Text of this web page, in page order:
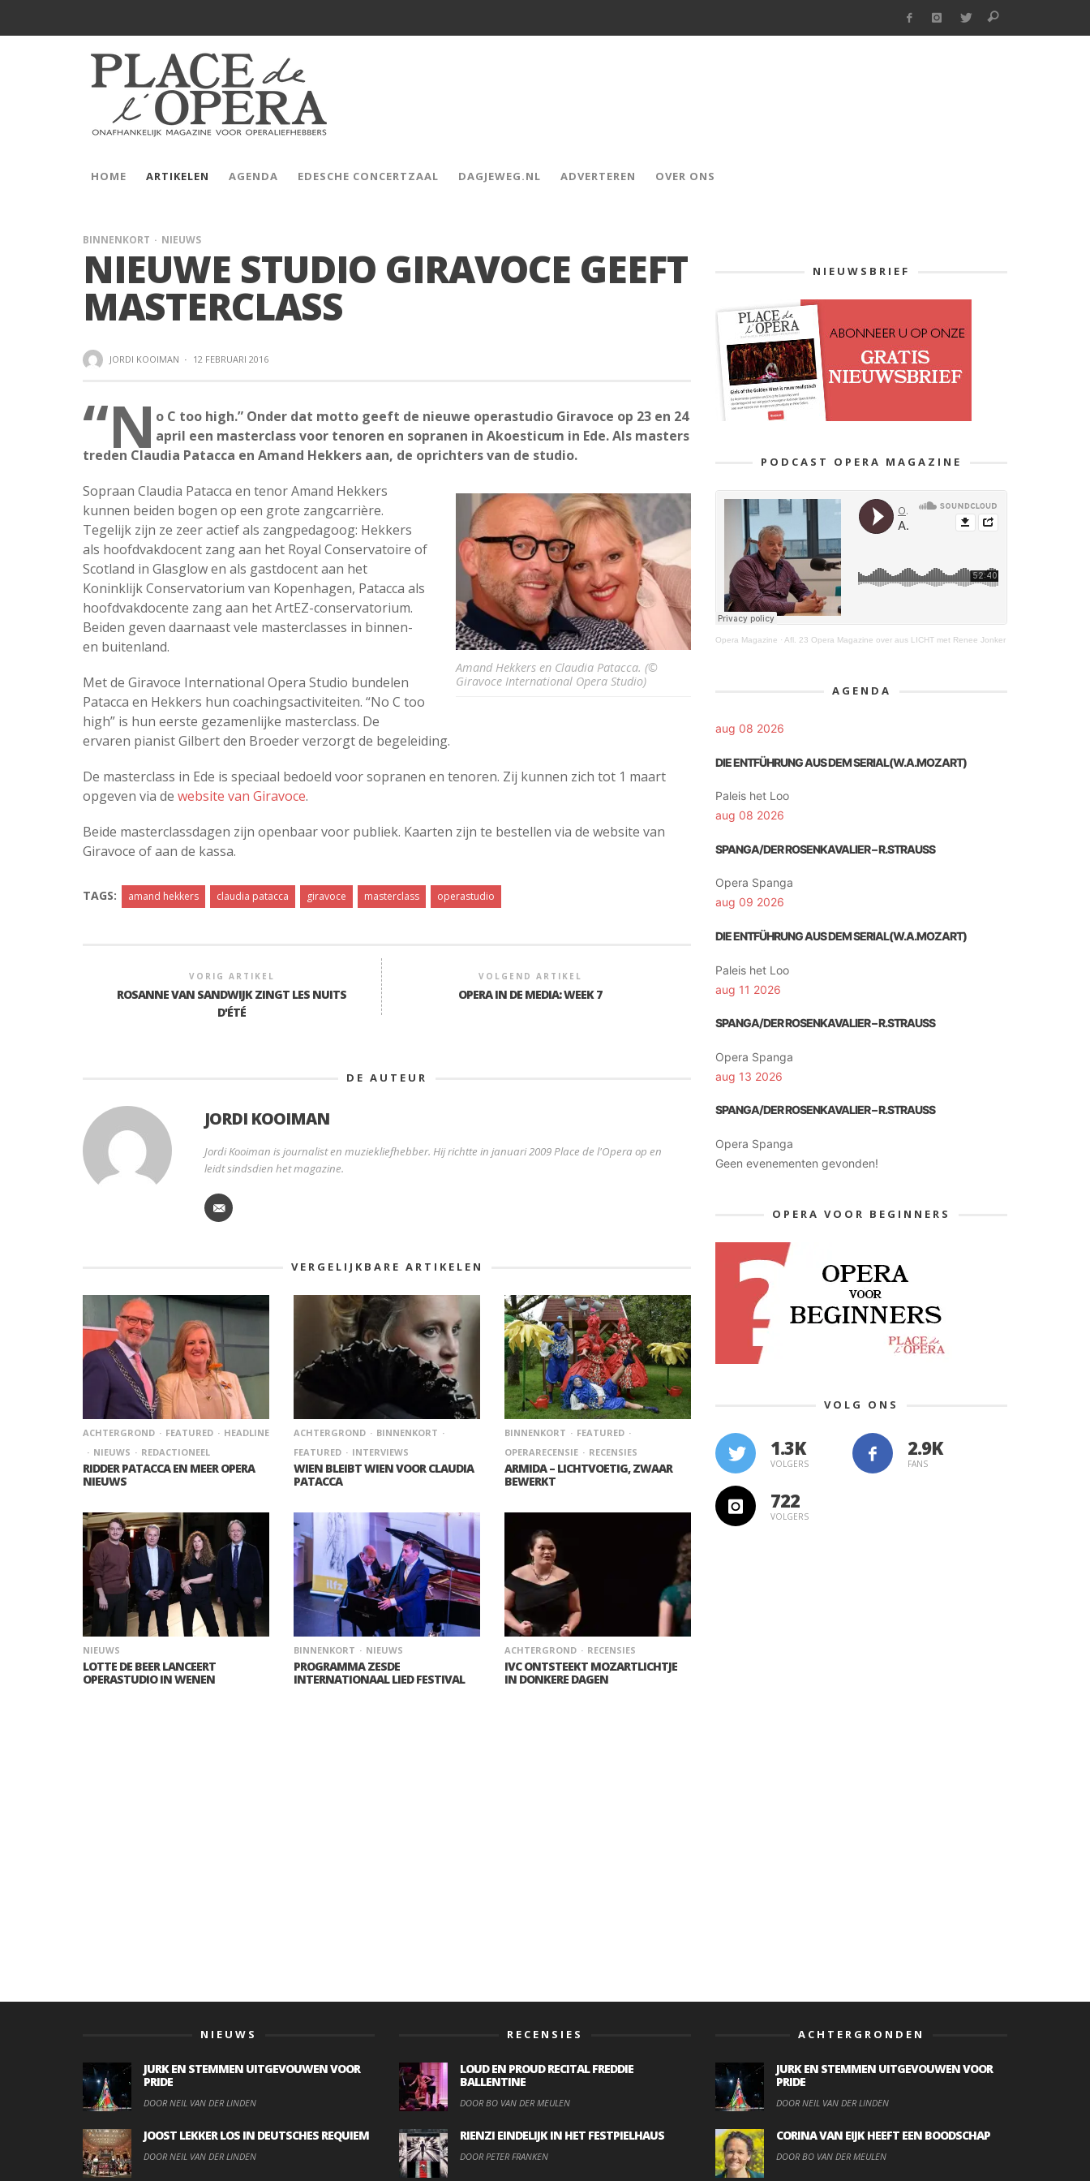
HOME ARTIKELEN AGENDA EDESCHE CONCERTZAAL DAGJEWEG.NL ADVERTEREN OVER ONS
BINNENKORT NIEUWS
NIEUWE STUDIO GIRAVOCE GEEFT
MASTERCLASS
JORDI KOOIMAN · 12 FEBRUARI 2016
“N o C too high.” Onder dat motto geeft de nieuwe operastudio Giravoce op 23 en 24
april een masterclass voor tenoren en sopranen in Akoesticum in Ede. Als masters
treden Claudia Patacca en Amand Hekkers aan, de oprichters van de studio.
Amand Hekkers en Claudia Patacca. (©
Giravoce International Opera Studio)
Sopraan Claudia Patacca en tenor Amand Hekkers
kunnen beiden bogen op een grote zangcarrière.
Tegelijk zijn ze zeer actief als zangpedagoog: Hekkers
als hoofdvakdocent zang aan het Royal Conservatoire of
Scotland in Glasglow en als gastdocent aan het
Koninklijk Conservatorium van Kopenhagen, Patacca als
hoofdvakdocente zang aan het ArtEZ-conservatorium.
Beiden geven daarnaast vele masterclasses in binnen-
en buitenland.
Met de Giravoce International Opera Studio bundelen
Patacca en Hekkers hun coachingsactiviteiten. “No C too
high” is hun eerste gezamenlijke masterclass. De
ervaren pianist Gilbert den Broeder verzorgt de begeleiding.
De masterclass in Ede is speciaal bedoeld voor sopranen en tenoren. Zij kunnen zich tot 1 maart
opgeven via de website van Giravoce.
Beide masterclassdagen zijn openbaar voor publiek. Kaarten zijn te bestellen via de website van
Giravoce of aan de kassa.
TAGS: amand hekkers claudia patacca giravoce masterclass operastudio
VORIG ARTIKEL
ROSANNE VAN SANDWIJK ZINGT LES NUITS
D'ÉTÉ
VOLGEND ARTIKEL
OPERA IN DE MEDIA: WEEK 7
DE AUTEUR
JORDI KOOIMAN
Jordi Kooiman is journalist en muziekliefhebber. Hij richtte in januari 2009 Place de l'Opera op en
leidt sindsdien het magazine.
VERGELIJKBARE ARTIKELEN
ACHTERGROND FEATURED
HEADLINE
NIEUWS
REDACTIONEEL
RIDDER PATACCA EN MEER OPERA
NIEUWS
ACHTERGROND
BINNENKORT
FEATURED
INTERVIEWS
WIEN BLEIBT WIEN VOOR CLAUDIA
PATACCA
BINNENKORT
FEATURED
OPERARECENSIE
RECENSIES
ARMIDA – LICHTVOETIG, ZWAAR
BEWERKT
NIEUWS
LOTTE DE BEER LANCEERT
OPERASTUDIO IN WENEN
BINNENKORT NIEUWS
PROGRAMMA ZESDE
INTERNATIONAAL LIED FESTIVAL
ACHTERGROND RECENSIES
IVC ONTSTEEKT MOZARTLICHTJE
IN DONKERE DAGEN
NIEUWSBRIEF
PODCAST OPERA MAGAZINE
Opera Magazine · Afl. 23 Opera Magazine over aus LICHT met Renee Jonker
AGENDA
aug 08 2026
DIE ENTFÜHRUNG AUS DEM SERIAL(W.A.MOZART)
Paleis het Loo
aug 08 2026
SPANGA/DER ROSENKAVALIER – R.STRAUSS
Opera Spanga
aug 09 2026
DIE ENTFÜHRUNG AUS DEM SERIAL(W.A.MOZART)
Paleis het Loo
aug 11 2026
SPANGA/DER ROSENKAVALIER – R.STRAUSS
Opera Spanga
aug 13 2026
SPANGA/DER ROSENKAVALIER – R.STRAUSS
Opera Spanga
Geen evenementen gevonden!
OPERA VOOR BEGINNERS
VOLG ONS
1.3K
VOLGERS FANS
722
VOLGERS
NIEUWS
JURK EN STEMMEN UITGEVOUWEN VOOR
PRIDE
DOOR NEIL VAN DER LINDEN
JOOST LEKKER LOS IN DEUTSCHES REQUIEM
DOOR NEIL VAN DER LINDEN
RECENSIES
LOUD EN PROUD RECITAL FREDDIE
BALLENTINE
DOOR BO VAN DER MEULEN
RIENZI EINDELIJK IN HET FESTPIELHAUS
DOOR PETER FRANKEN
ACHTERGRONDEN
JURK EN STEMMEN UITGEVOUWEN VOOR
PRIDE
DOOR NEIL VAN DER LINDEN
CORINA VAN EIJK HEEFT EEN BOODSCHAP
DOOR BO VAN DER MEULEN